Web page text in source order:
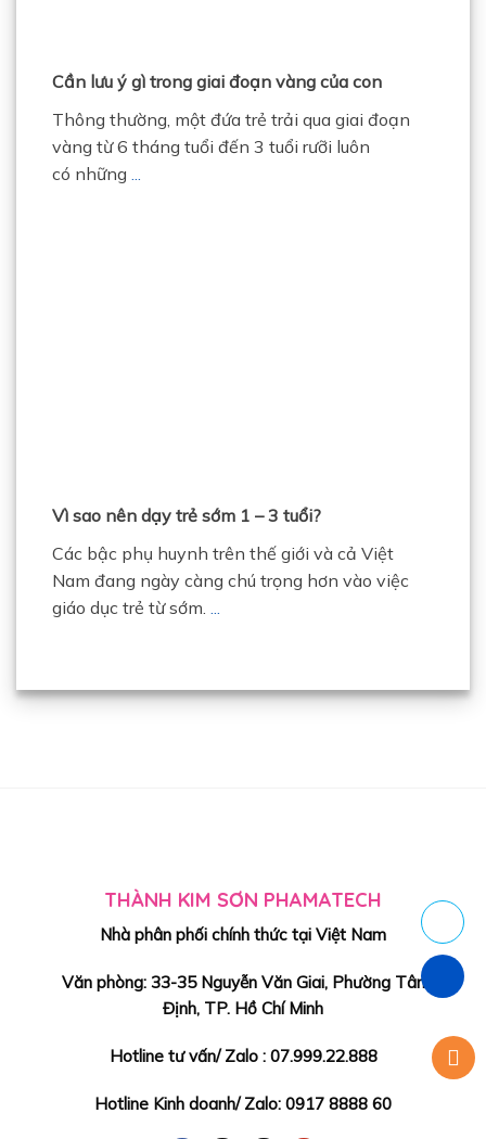
Cần lưu ý gì trong giai đoạn vàng của con
Thông thường, một đứa trẻ trải qua giai đoạn
vàng từ 6 tháng tuổi đến 3 tuổi rưỡi luôn
có những
Vì sao nên dạy trẻ sớm 1 – 3 tuổi?
Các bậc phụ huynh trên thế giới và cả Việt
Nam đang ngày càng chú trọng hơn vào việc
giáo dục trẻ từ sớm.
THÀNH KIM SƠN PHAMATECH
Nhà phân phối chính thức tại Việt Nam
Văn phòng: 33-35 Nguyễn Văn Giai, Phường Tân
Định, TP. Hồ Chí Minh
Hotline tư vấn/ Zalo : 07.999.22.888
Hotline Kinh doanh/ Zalo: 0917 8888 60